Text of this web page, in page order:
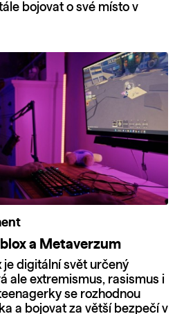
bojovat o své místo v
a Metaverzum
je digitální svět určený
ale extremismus, rasismus i
se rozhodnou
a bojovat za větší bezpečí v